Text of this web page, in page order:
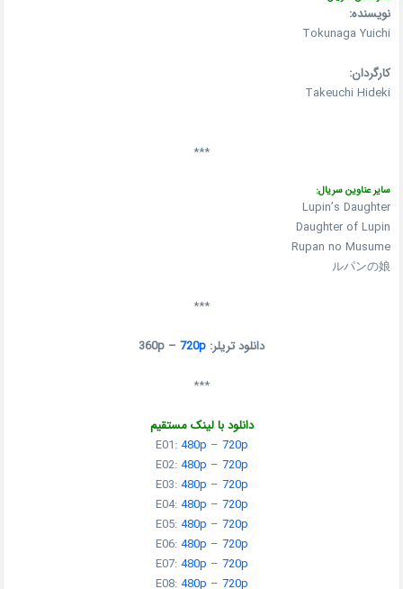
نویسنده:
Tokunaga Yuichi
کارگردان:
Takeuchi Hideki
***
سایر عناوین سریال:
Lupin’s Daughter
Daughter of Lupin
Rupan no Musume
ルパンの娘
***
دانلود تریلر: 360p – 720p
***
دانلود با لینک مستقیم
E01:480p – 720p
E02:480p – 720p
E03:480p – 720p
E04:480p – 720p
E05:480p – 720p
E06:480p – 720p
E07:480p – 720p
E08:480p – 720p